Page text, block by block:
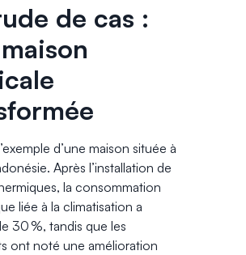
de cas :
d’une maison située à
Après l’installation de
la consommation
liée à la climatisation a
30 %, tandis que les
ont noté une amélioration